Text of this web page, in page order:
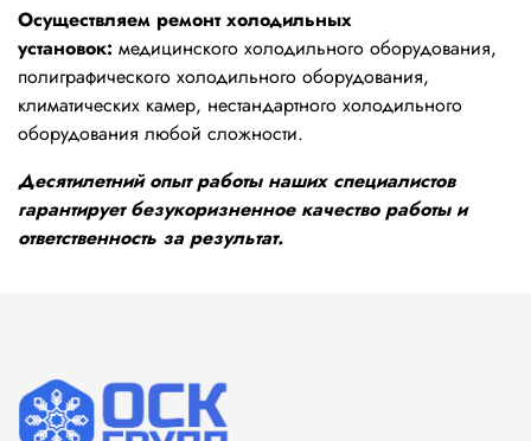
Осуществляем ремонт холодильных
установок: медицинского холодильного оборудования,
полиграфического холодильного оборудования,
климатических камер, нестандартного холодильного
оборудования любой сложности.
Десятилетний опыт работы наших специалистов
гарантирует безукоризненное качество работы и
ответственность за результат.